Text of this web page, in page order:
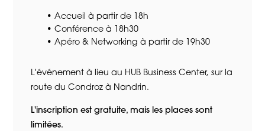
Accueil à partir de 18h
Conférence à 18h30
Apéro & Networking à partir de 19h30
L'événement à lieu au HUB Business Center, sur la
route du Condroz à Nandrin.
L'inscription est gratuite, mais les places sont
limitées.